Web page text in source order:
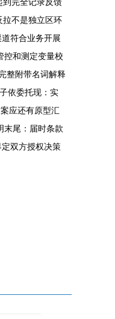
不是独立区环
符合业务开展
控和测定变量校
整附带名词解释
依委托现：实
应还有原型汇
末尾：届时条款
双方授权决策